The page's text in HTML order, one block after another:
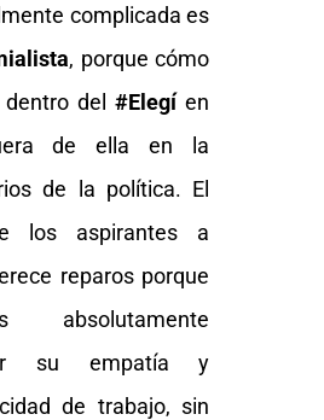
complicada es
, porque cómo
dentro del#Elegíen
de ella en la
de la política. El
los aspirantes a
reparos porque
su empatía y
de trabajo, sin